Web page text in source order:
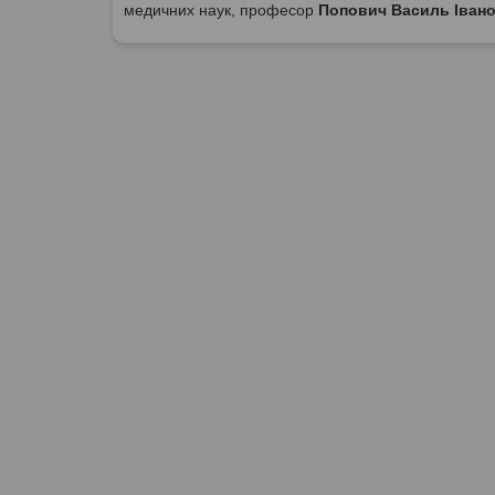
медичних наук, професор Попович Василь